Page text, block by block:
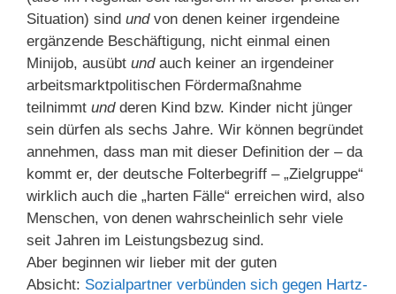
Situation) sind undvon denen keiner irgendeine
ergänzende Beschäftigung, nicht einmal einen
Minijob, ausübt undauch keiner an irgendeiner
arbeitsmarktpolitischen Fördermaßnahme
teilnimmt undderen Kind bzw. Kinder nicht jünger
sein dürfen als sechs Jahre. Wir können begründet
annehmen, dass man mit dieser Definition der – da
kommt er, der deutsche Folterbegriff – „Zielgruppe“
wirklich auch die „harten Fälle“ erreichen wird, also
Menschen, von denen wahrscheinlich sehr viele
seit Jahren im Leistungsbezug sind.
Aber beginnen wir lieber mit der guten
Absicht: Sozialpartner verbünden sich gegen Hartz-